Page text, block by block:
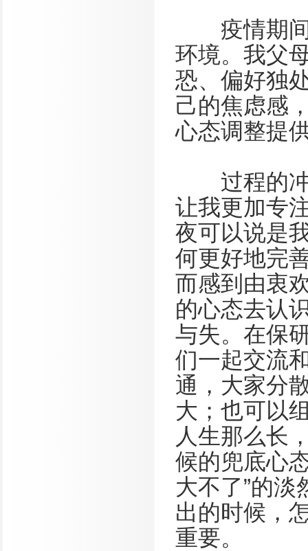
疫情期间
环境。我父
恐、偏好独
己的焦虑感
心态调整提
过程的冲
让我更加专
夜可以说是
何更好地完
而感到由衷
的心态去认
与失。在保
们一起交流
通，大家分
大；也可以
人生那么长
候的兜底心
大不了”的
出的时候，
重要。